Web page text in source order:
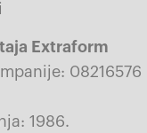
Extraform
08216576
1986.